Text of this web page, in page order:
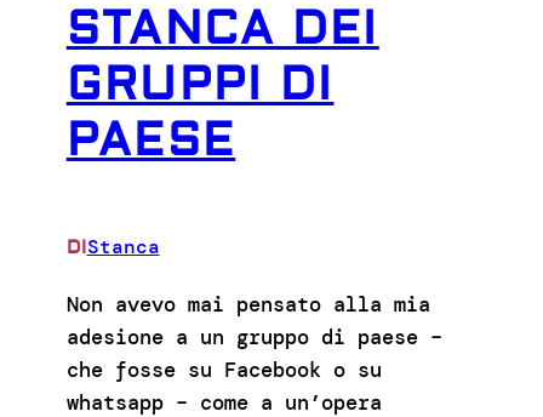
STANCA DEI
GRUPPI DI
PAESE
DIStanca
Non avevo mai pensato alla mia
adesione a un gruppo di paese –
che fosse su Facebook o su
whatsapp – come a un’opera